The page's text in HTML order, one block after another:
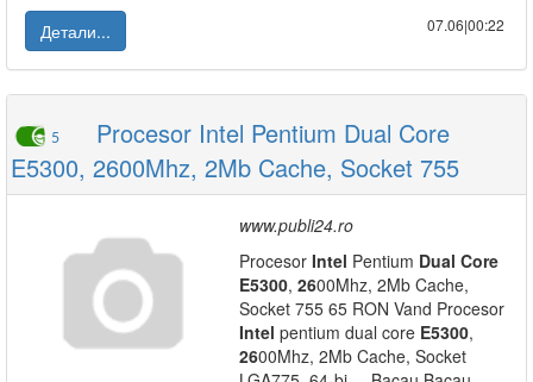
Детали...
07.06|00:22
5
Procesor Intel Pentium Dual Core
E5300, 2600Mhz, 2Mb Cache, Socket 755
www.publi24.ro
Procesor Intel Pentium Dual Core
E5300, 2600Mhz, 2Mb Cache,
Socket 755 65 RON Vand Procesor
Intel pentium dual core E5300,
2600Mhz, 2Mb Cache, Socket